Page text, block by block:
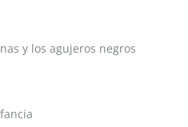
y los agujeros negros